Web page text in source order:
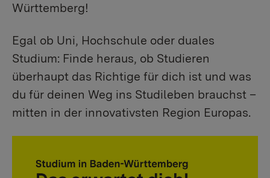
Württemberg!
Egal ob Uni, Hochschule oder duales
Studium: Finde heraus, ob Studieren
überhaupt das Richtige für dich ist und was
du für deinen Weg ins Studileben brauchst –
mitten in der innovativsten Region Europas.